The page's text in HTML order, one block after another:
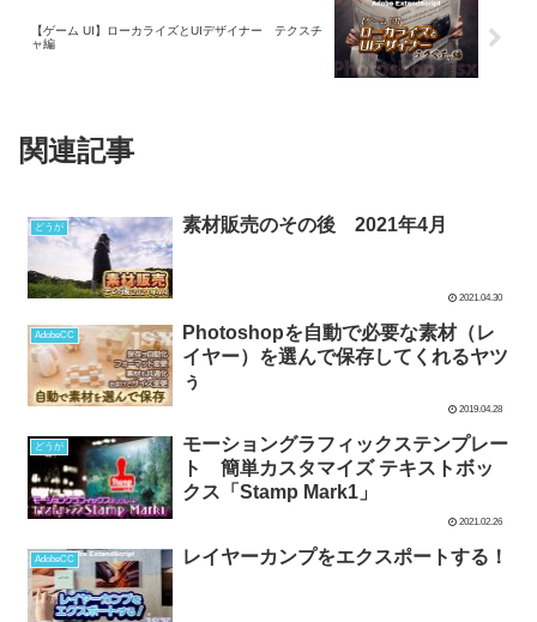
【ゲーム UI】ローカライズとUIデザイナー テクスチ
ャ編
関連記事
どうが 素材販売のその後 2021年4月
2021.04.30
AdobeCC
Photoshopを自動で必要な素材（レ
イヤー）を選んで保存してくれるヤツ
ぅ
2019.04.28
どうが
モーショングラフィックステンプレー
ト 簡単カスタマイズ テキストボッ
クス「Stamp Mark1」
2021.02.26
AdobeCC レイヤーカンプをエクスポートする！